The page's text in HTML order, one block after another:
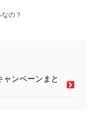
の？
ンペーンまと